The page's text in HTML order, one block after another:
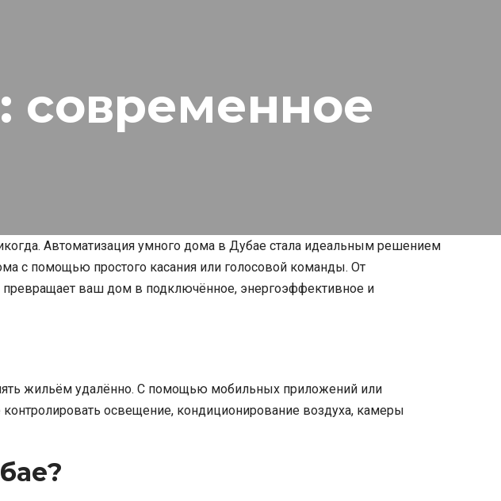
современное
Автоматизация умного дома в Дубае стала идеальным решением
с помощью простого касания или голосовой команды. От
превращает ваш дом в подключённое, энергоэффективное и
жильём удалённо. С помощью мобильных приложений или
освещение, кондиционирование воздуха, камеры